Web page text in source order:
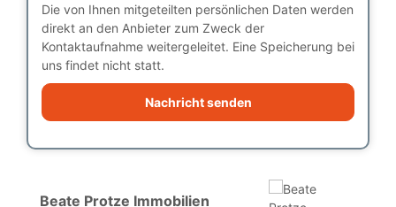
Die von Ihnen mitgeteilten persönlichen Daten werden
direkt an den Anbieter zum Zweck der
Kontaktaufnahme weitergeleitet. Eine Speicherung bei
uns findet nicht statt.
Nachricht senden
Beate Protze Immobilien